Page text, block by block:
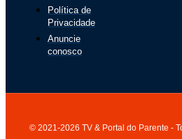
Política de
Privacidade
Anuncie
conosco
© 2021-2026 TV & Portal do Parente -